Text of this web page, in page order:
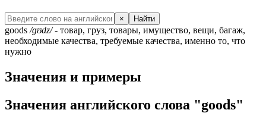
× Найти
goods /ɡʊdz/- товар, груз, товары, имущество, вещи, багаж,
необходимые качества, требуемые качества, именно то, что
нужно
Значения и примеры
Значения английского слова "goods"